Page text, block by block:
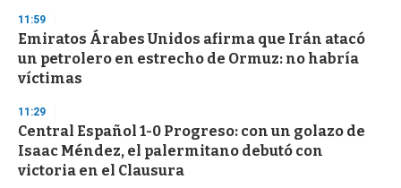
11:59
Emiratos Árabes Unidos afirma que Irán atacó
un petrolero en estrecho de Ormuz: no habría
víctimas
11:29
Central Español 1-0 Progreso: con un golazo de
Isaac Méndez, el palermitano debutó con
victoria en el Clausura